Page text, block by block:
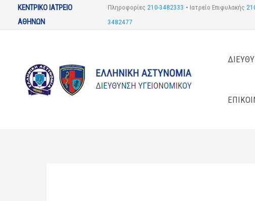
ΜετάβασηΚΕΝΤΡΙΚΟ ΙΑΤΡΕΙΟ
ΑΘΗΝΩΝ
Πληροφορίες210-3482333 • Ιατρείο Επιφυλακής
3482477